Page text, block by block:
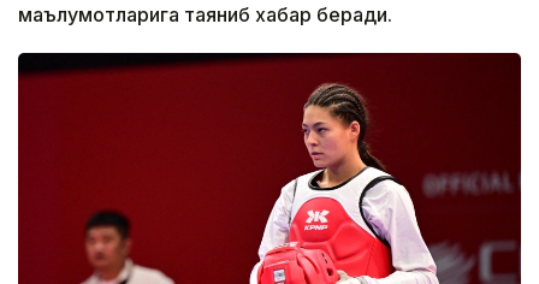
маълумотларига таяниб хабар беради.